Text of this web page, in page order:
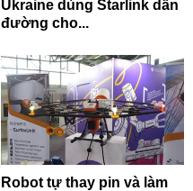
Ukraine dùng Starlink dẫn
đường cho...
Robot tự thay pin và làm